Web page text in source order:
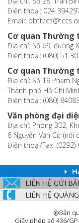
Điện thoại: 024
Email:
Cơ quan Thường
Địa chỉ: Số 69, đường
Điện thoại: (080) 51
Cơ quan
Địa chỉ: Số 19 Phạm
Thành phố Hồ Chí
Điện thoại: (080)
Văn phòng đại
Địa chỉ: Phòng 302,
6 Nguyễn Văn Cừ (nối
Điện thoại/Fax: (0292)
LIÊN HỆ GỬI
LIÊN HỆ
@Bản
Giấy phép số 436/